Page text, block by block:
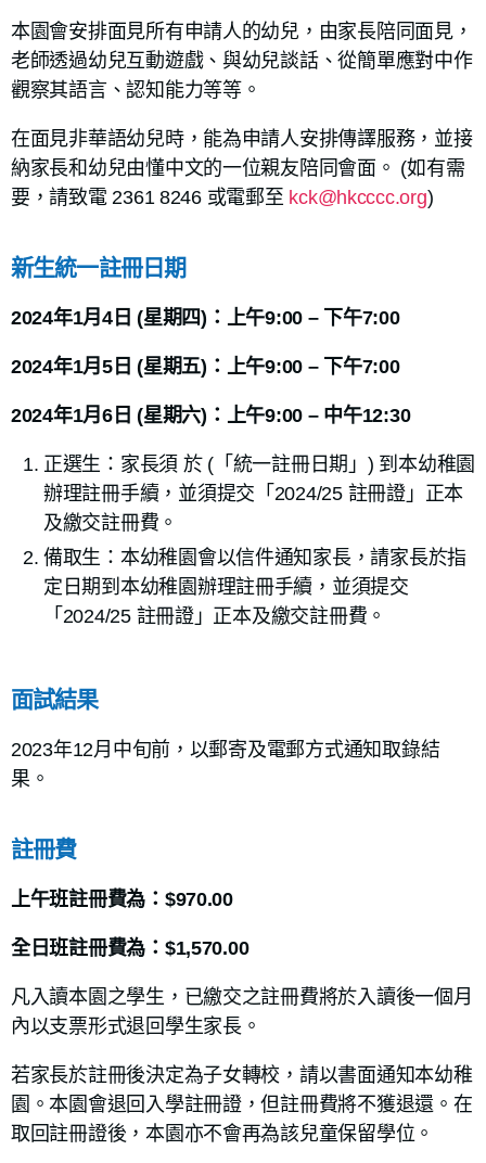
本園會安排面見所有申請人的幼兒，由家長陪同面見，
老師透過幼兒互動遊戲、與幼兒談話、從簡單應對中作
觀察其語言、認知能力等等。
在面見非華語幼兒時，能為申請人安排傳譯服務，並接
納家長和幼兒由懂中文的一位親友陪同會面。 (如有需
要，請致電 2361 8246 或電郵至 kck@hkcccc.org)
新生統一註冊日期
2024年1月4日 (星期四)：上午9:00 – 下午7:00
2024年1月5日 (星期五)：上午9:00 – 下午7:00
2024年1月6日 (星期六)：上午9:00 – 中午12:30
正選生：家長須 於 (「統一註冊日期」) 到本幼稚園
辦理註冊手續，並須提交「2024/25 註冊證」正本
及繳交註冊費。
備取生：本幼稚園會以信件通知家長，請家長於指
定日期到本幼稚園辦理註冊手續，並須提交
「2024/25 註冊證」正本及繳交註冊費。
面試結果
2023年12月中旬前，以郵寄及電郵方式通知取錄結
果。
註冊費
上午班註冊費為：$970.00
全日班註冊費為：$1,570.00
凡入讀本園之學生，已繳交之註冊費將於入讀後一個月
內以支票形式退回學生家長。
若家長於註冊後決定為子女轉校，請以書面通知本幼稚
園。本園會退回入學註冊證，但註冊費將不獲退還。在
取回註冊證後，本園亦不會再為該兒童保留學位。